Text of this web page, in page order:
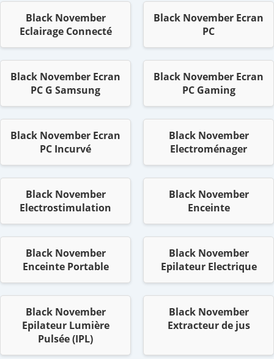
Black November
Eclairage Connecté
Black November Ecran
PC
Black November Ecran
PC G Samsung
Black November Ecran
PC Gaming
Black November Ecran
PC Incurvé
Black November
Electroménager
Black November
Electrostimulation
Black November
Enceinte
Black November
Enceinte Portable
Black November
Epilateur Electrique
Black November
Epilateur Lumière
Pulsée (IPL)
Black November
Extracteur de jus